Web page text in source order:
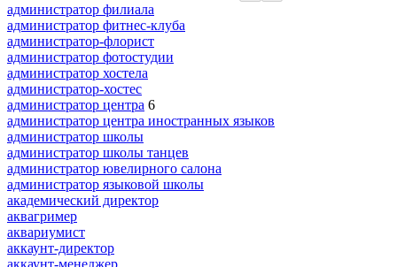
администратор филиала
администратор фитнес-клуба
администратор-флорист
администратор фотостудии
администратор хостела
администратор-хостес
администратор центра 6
администратор центра иностранных языков
администратор школы
администратор школы танцев
администратор ювелирного салона
администратор языковой школы
академический директор
аквагример
аквариумист
аккаунт-директор
аккаунт-менеджер